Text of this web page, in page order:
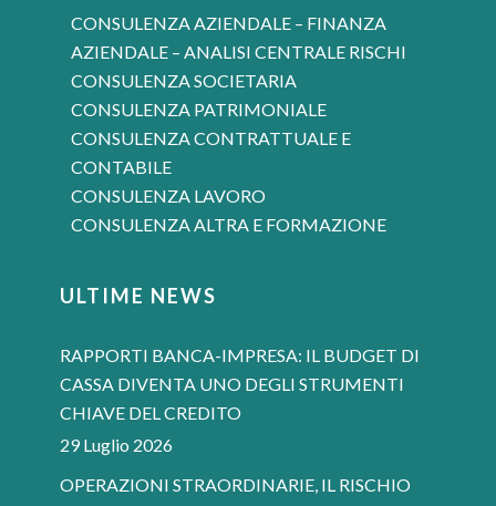
CONSULENZA AZIENDALE – FINANZA
AZIENDALE – ANALISI CENTRALE RISCHI
CONSULENZA SOCIETARIA
CONSULENZA PATRIMONIALE
CONSULENZA CONTRATTUALE E
CONTABILE
CONSULENZA LAVORO
CONSULENZA ALTRA E FORMAZIONE
ULTIME NEWS
RAPPORTI BANCA-IMPRESA: IL BUDGET DI
CASSA DIVENTA UNO DEGLI STRUMENTI
CHIAVE DEL CREDITO
29 Luglio 2026
OPERAZIONI STRAORDINARIE, IL RISCHIO